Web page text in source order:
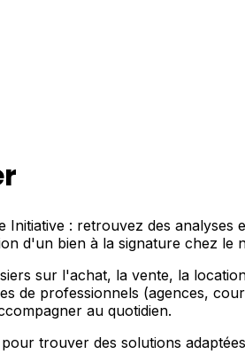
Initiative : retrouvez des analyses
d'un bien à la signature chez le
sur l'achat, la vente, la
de professionnels (agences,
au quotidien.
trouver des solutions